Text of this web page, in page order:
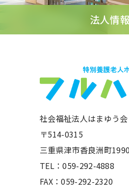
法人情報
社会福祉法人はまゆう会
〒514-0315
三重県津市香良洲町
TEL：059-292-4888
FAX：059-292-2320